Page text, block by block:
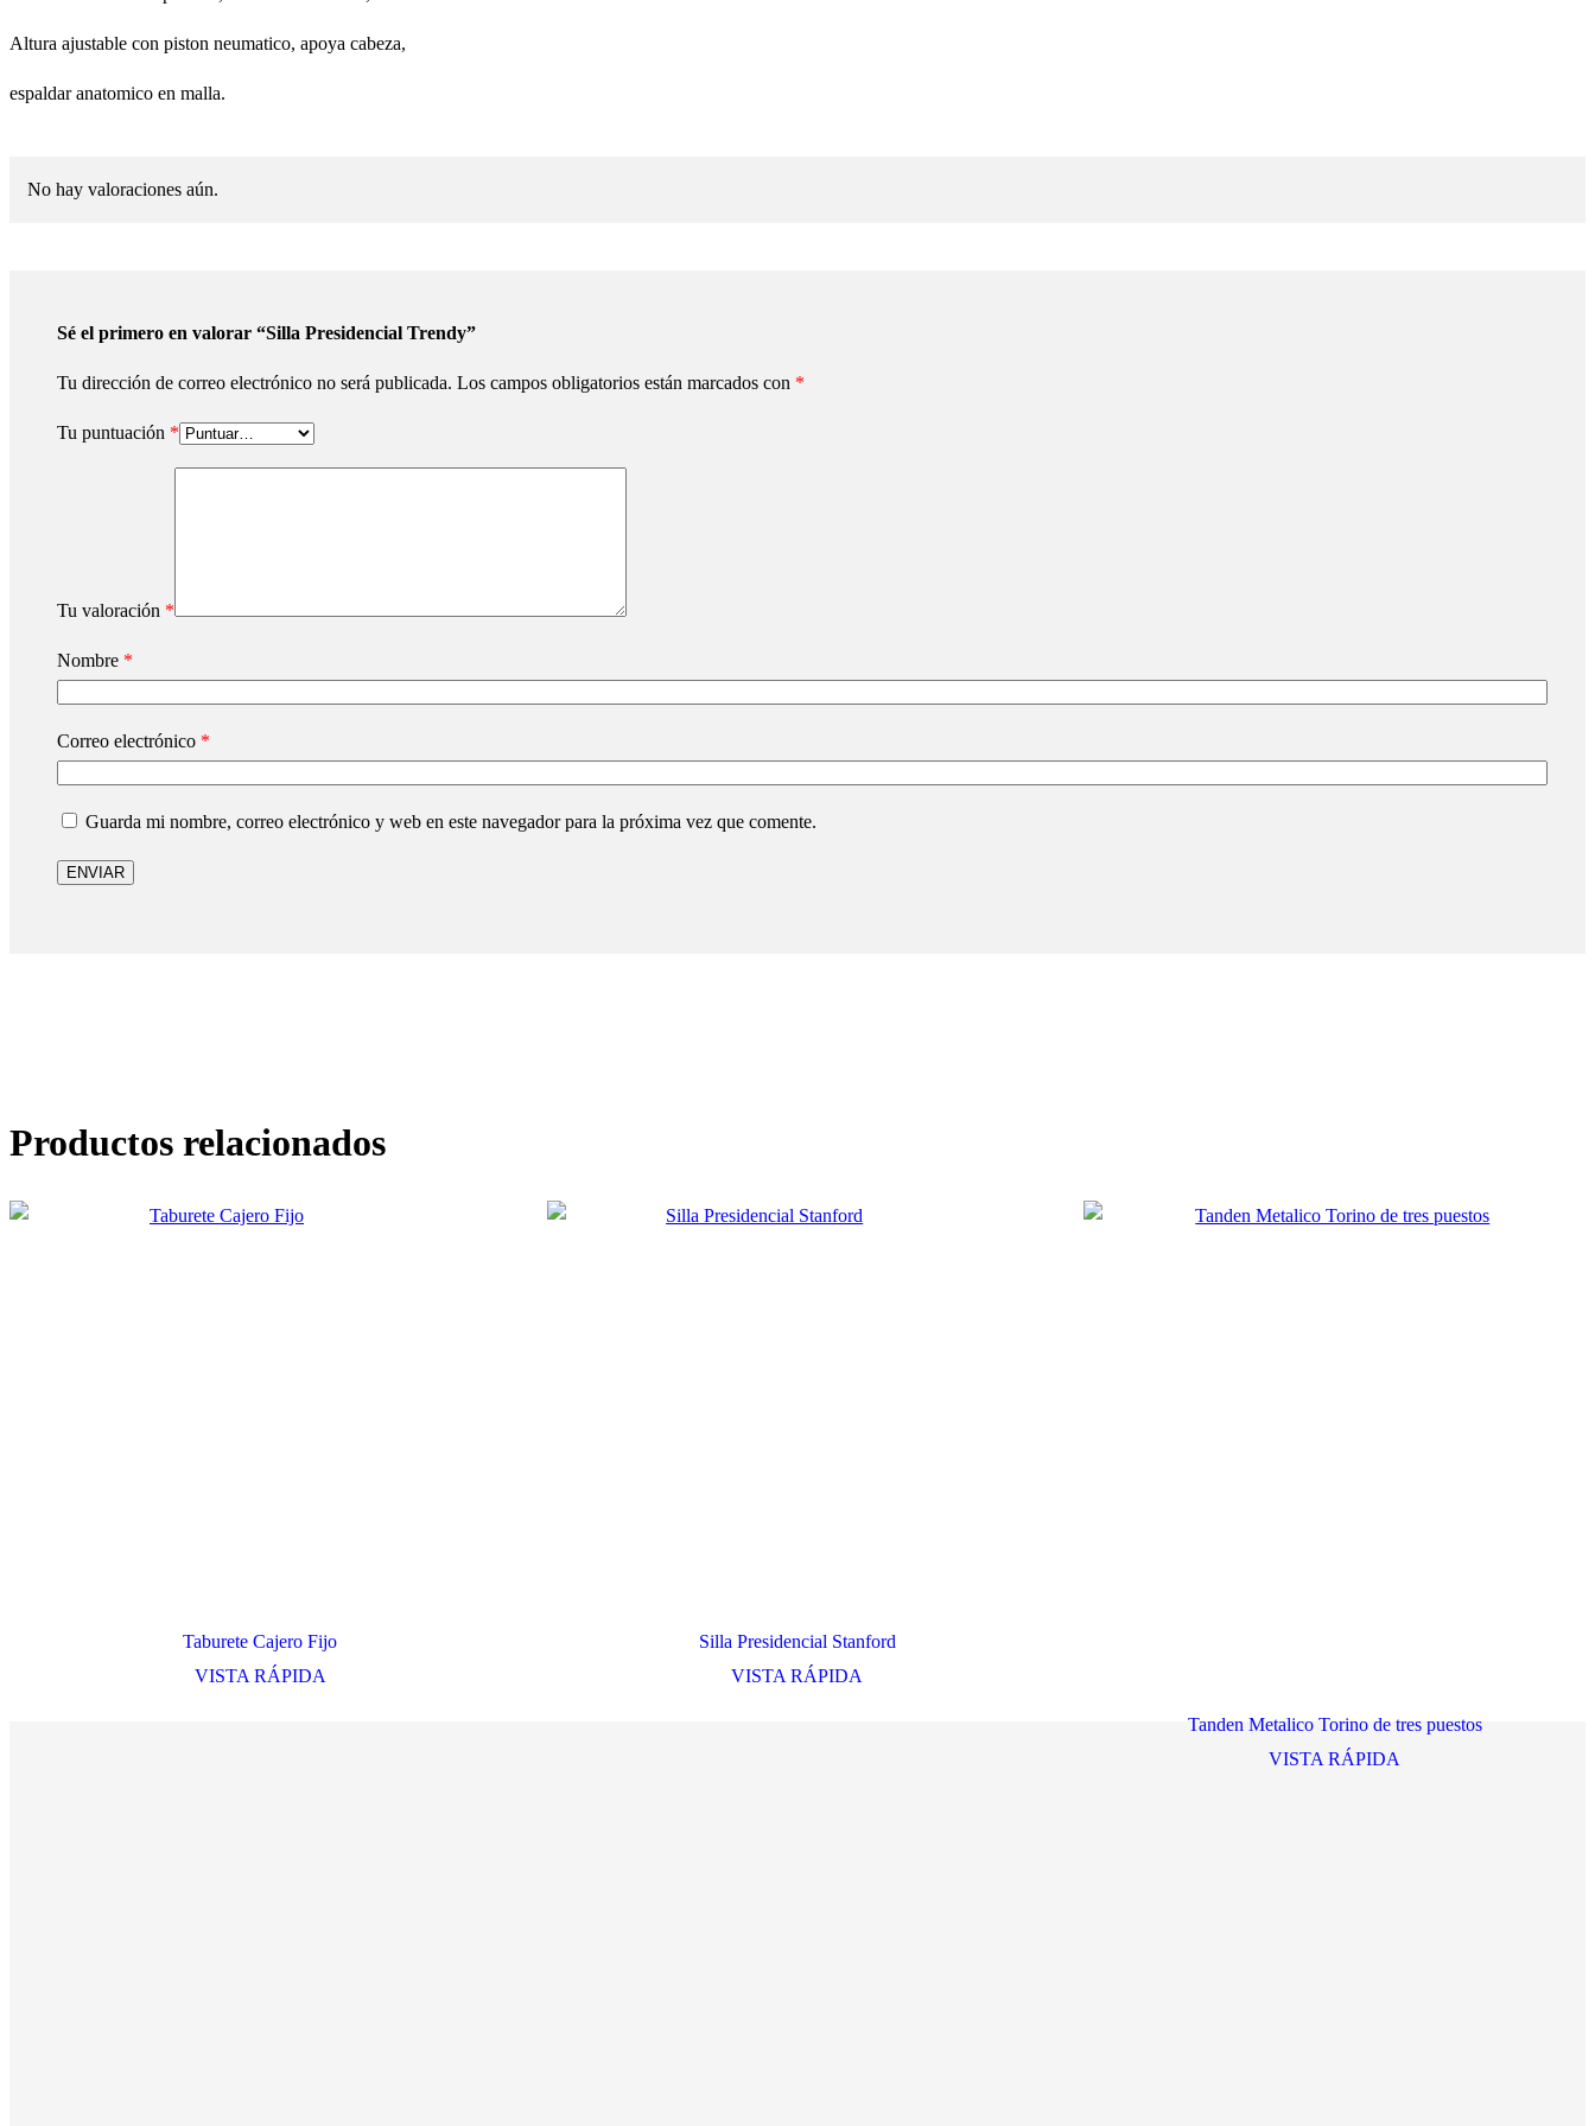
Altura ajustable con piston neumatico, apoya cabeza,
espaldar anatomico en malla.
No hay valoraciones aún.
Sé el primero en valorar “Silla Presidencial Trendy”
Tu dirección de correo electrónico no será publicada. Los campos obligatorios están marcados con *
Tu puntuación *
Tu valoración *
Nombre *
Correo electrónico *
Guarda mi nombre, correo electrónico y web en este navegador para la próxima vez que comente.
Productos relacionados
Taburete Cajero Fijo
VISTA RÁPIDA
Silla Presidencial Stanford
VISTA RÁPIDA
Tanden Metalico Torino de tres puestos
VISTA RÁPIDA